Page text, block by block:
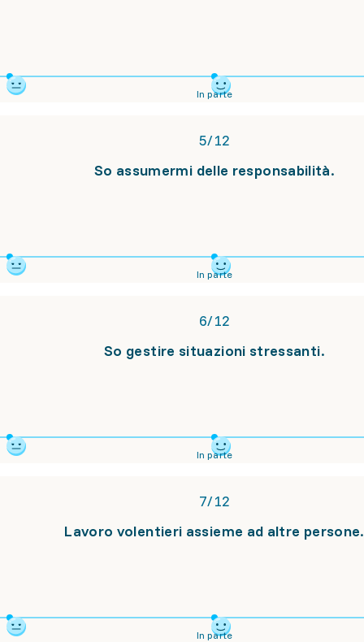
In parte
5/12
So assumermi delle responsabilità.
In parte
6/12
So gestire situazioni stressanti.
In parte
7/12
Lavoro volentieri assieme ad altre persone.
In parte